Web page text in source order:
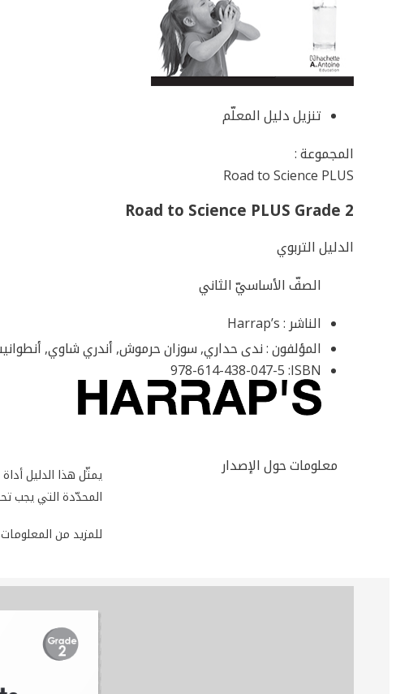
تنزيل دليل المعلّم
المجموعة :
Road to Science PLUS
Road to Science PLUS Grade 2
الدليل التربوي
الصفّ الأساسيّ الثاني
الناشر : Harrap’s
المؤلفون : ندى حداري, سوزان حرموش, أندري شاوي,
ISBN:
978-614-438-047-5
معلومات حول الإصدار
يمثّل هذا الدليل
المحدّدة التي يجب
للمزيد من